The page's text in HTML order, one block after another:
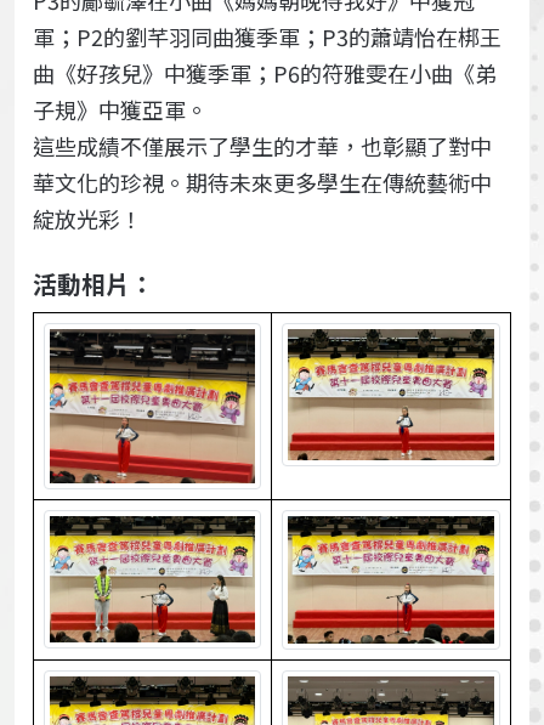
軍；P2的劉芊羽同曲獲季軍；P3的蕭靖怡在梆王
曲《好孩兒》中獲季軍；P6的符雅雯在小曲《弟
子規》中獲亞軍。
這些成績不僅展示了學生的才華，也彰顯了對中
華文化的珍視。期待未來更多學生在傳統藝術中
綻放光彩！
活動相片：